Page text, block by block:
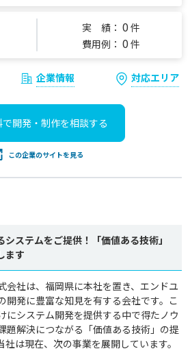
実 績： 0 件
費用例： 0 件
企業情報 対応エリア
で開発・制作を相談する
この企業のサイトを見る
ステムをご提供！「価値ある技術」
ます
会社は、福岡県に本社を置き、エンドユ
開発に豊富な知見を有する会社です。こ
にシステム開発を提供する中で得たノウ
題解決につながる「価値ある技術」の提
は現在、次の事業を展開しています。